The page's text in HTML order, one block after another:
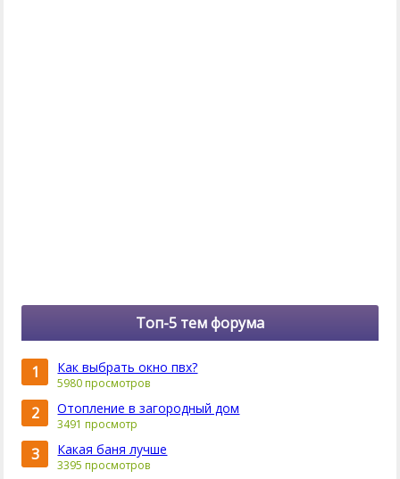
Топ-5 тем форума
1 Как выбрать окно пвх?
5980 просмотров
2 Отопление в загородный дом
3491 просмотр
3 Какая баня лучше
3395 просмотров